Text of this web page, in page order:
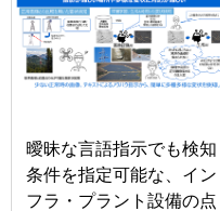
曖昧な言語指示でも検知
条件を指定可能な、イン
フラ・プラント設備の点